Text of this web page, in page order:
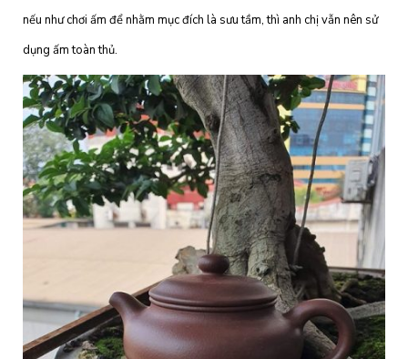
nếu như chơi ấm để nhằm mục đích là sưu tầm, thì anh chị vẫn nên sử
dụng ấm toàn thủ.